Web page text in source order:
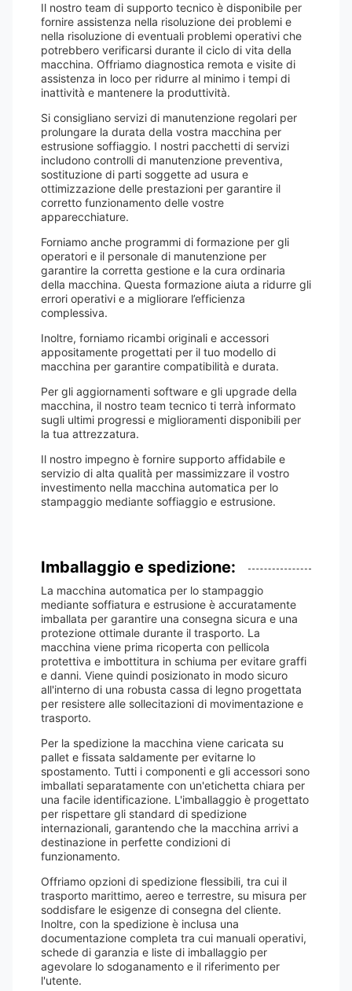
Il nostro team di supporto tecnico è disponibile per
fornire assistenza nella risoluzione dei problemi e
nella risoluzione di eventuali problemi operativi che
potrebbero verificarsi durante il ciclo di vita della
macchina. Offriamo diagnostica remota e visite di
assistenza in loco per ridurre al minimo i tempi di
inattività e mantenere la produttività.
Si consigliano servizi di manutenzione regolari per
prolungare la durata della vostra macchina per
estrusione soffiaggio. I nostri pacchetti di servizi
includono controlli di manutenzione preventiva,
sostituzione di parti soggette ad usura e
ottimizzazione delle prestazioni per garantire il
corretto funzionamento delle vostre
apparecchiature.
Forniamo anche programmi di formazione per gli
operatori e il personale di manutenzione per
garantire la corretta gestione e la cura ordinaria
della macchina. Questa formazione aiuta a ridurre gli
errori operativi e a migliorare l’efficienza
complessiva.
Inoltre, forniamo ricambi originali e accessori
appositamente progettati per il tuo modello di
macchina per garantire compatibilità e durata.
Per gli aggiornamenti software e gli upgrade della
macchina, il nostro team tecnico ti terrà informato
sugli ultimi progressi e miglioramenti disponibili per
la tua attrezzatura.
Il nostro impegno è fornire supporto affidabile e
servizio di alta qualità per massimizzare il vostro
investimento nella macchina automatica per lo
stampaggio mediante soffiaggio e estrusione.
Imballaggio e spedizione:
La macchina automatica per lo stampaggio
mediante soffiatura e estrusione è accuratamente
imballata per garantire una consegna sicura e una
protezione ottimale durante il trasporto. La
macchina viene prima ricoperta con pellicola
protettiva e imbottitura in schiuma per evitare graffi
e danni. Viene quindi posizionato in modo sicuro
all'interno di una robusta cassa di legno progettata
per resistere alle sollecitazioni di movimentazione e
trasporto.
Per la spedizione la macchina viene caricata su
pallet e fissata saldamente per evitarne lo
spostamento. Tutti i componenti e gli accessori sono
imballati separatamente con un'etichetta chiara per
una facile identificazione. L'imballaggio è progettato
per rispettare gli standard di spedizione
internazionali, garantendo che la macchina arrivi a
destinazione in perfette condizioni di
funzionamento.
Offriamo opzioni di spedizione flessibili, tra cui il
trasporto marittimo, aereo e terrestre, su misura per
soddisfare le esigenze di consegna del cliente.
Inoltre, con la spedizione è inclusa una
documentazione completa tra cui manuali operativi,
schede di garanzia e liste di imballaggio per
agevolare lo sdoganamento e il riferimento per
l'utente.